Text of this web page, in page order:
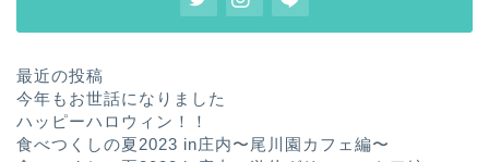
最近の投稿
今年もお世話になりました
ハッピーハロウィン！！
食べつくしの夏2023 in庄内〜尾川園カフェ編〜